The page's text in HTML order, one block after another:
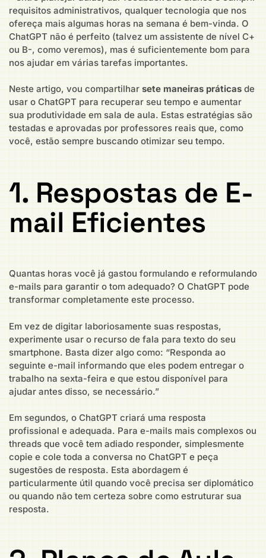
requisitos administrativos, qualquer tecnologia que nos
ofereça mais algumas horas na semana é bem-vinda. O
ChatGPT não é perfeito (talvez um assistente de nível C+
ou B-, como veremos), mas é suficientemente bom para
nos ajudar em várias tarefas importantes.
Neste artigo, vou compartilhar sete maneiras práticas de
usar o ChatGPT para recuperar seu tempo e aumentar
sua produtividade em sala de aula. Estas estratégias são
testadas e aprovadas por professores reais que, como
você, estão sempre buscando otimizar seu tempo.
1. Respostas de E-
mail Eficientes
Quantas horas você já gastou formulando e reformulando
e-mails para garantir o tom adequado? O ChatGPT pode
transformar completamente este processo.
Em vez de digitar laboriosamente suas respostas,
experimente usar o recurso de fala para texto do seu
smartphone. Basta dizer algo como: “Responda ao
seguinte e-mail informando que eles podem entregar o
trabalho na sexta-feira e que estou disponível para
ajudar antes disso, se necessário.”
Em segundos, o ChatGPT criará uma resposta
profissional e adequada. Para e-mails mais complexos ou
threads que você tem adiado responder, simplesmente
copie e cole toda a conversa no ChatGPT e peça
sugestões de resposta. Esta abordagem é
particularmente útil quando você precisa ser diplomático
ou quando não tem certeza sobre como estruturar sua
resposta.